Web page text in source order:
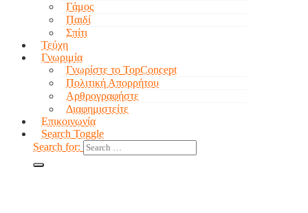
Γάμος
Παιδί
Σπίτι
Τεύχη
Γνωριμία
Γνωρίστε το TopConcept
Πολιτική Απορρήτου
Αρθρογραφήστε
Διαφημιστείτε
Επικοινωνία
Search Toggle
Search for: